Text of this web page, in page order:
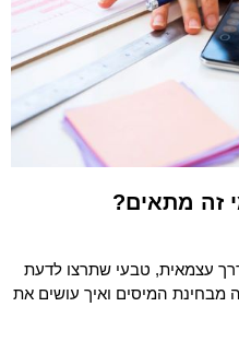
זה מתאים?
עצמאית, טבעי שתרצו לדעת
מבחינת המיסים ואיך עושים את